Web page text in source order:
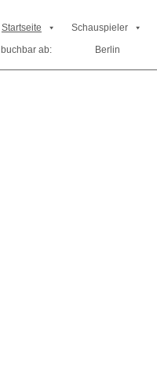
Startseite
buchbar ab:
Berlin
Schauspieler